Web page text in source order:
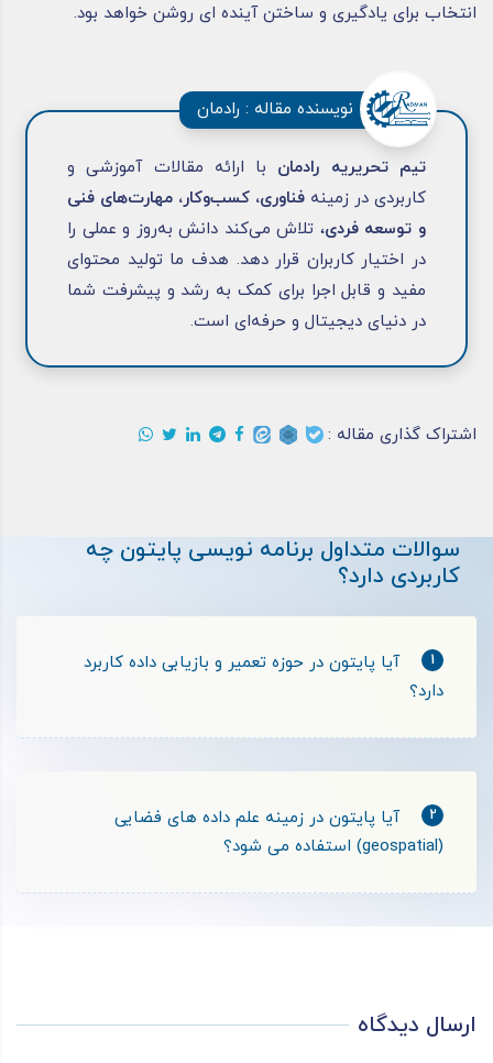
انتخاب برای یادگیری و ساختن آینده ای روشن خواهد بود.
تیم تحریریه رادمان با ارائه مقالات آموزشی و
کاربردی در زمینه فناوری، کسب‌وکار، مهارت‌های فنی
و توسعه فردی، تلاش می‌کند دانش به‌روز و عملی را
در اختیار کاربران قرار دهد. هدف ما تولید محتوای
مفید و قابل اجرا برای کمک به رشد و پیشرفت شما
در دنیای دیجیتال و حرفه‌ای است.
نویسنده مقاله : رادمان
اشتراک گذاری مقاله :
سوالات متداول برنامه نویسی پایتون چه
کاربردی دارد؟
1
آیا پایتون در حوزه تعمیر و بازیابی داده کاربرد
دارد؟
2
آیا پایتون در زمینه علم داده های فضایی
(geospatial) استفاده­ می شود؟
ارسال دیدگاه